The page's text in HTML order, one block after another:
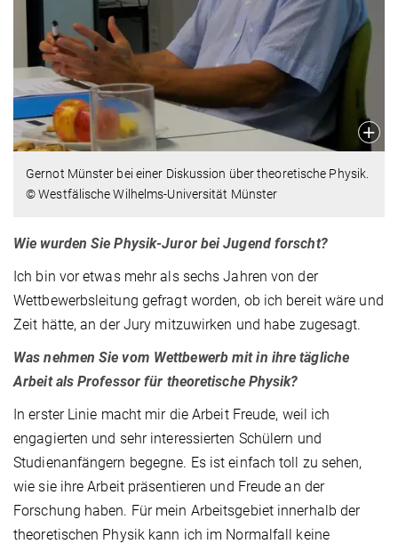
Gernot Münster bei einer Diskussion über theoretische Physik.
© Westfälische Wilhelms-Universität Münster
Wie wurden Sie Physik-Juror bei Jugend forscht?
Ich bin vor etwas mehr als sechs Jahren von der
Wettbewerbsleitung gefragt worden, ob ich bereit wäre und
Zeit hätte, an der Jury mitzuwirken und habe zugesagt.
Was nehmen Sie vom Wettbewerb mit in ihre tägliche
Arbeit als Professor für theoretische Physik?
In erster Linie macht mir die Arbeit Freude, weil ich
engagierten und sehr interessierten Schülern und
Studienanfängern begegne. Es ist einfach toll zu sehen,
wie sie ihre Arbeit präsentieren und Freude an der
Forschung haben. Für mein Arbeitsgebiet innerhalb der
theoretischen Physik kann ich im Normalfall keine